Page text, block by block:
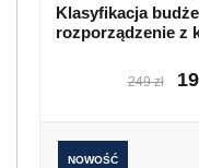
Klasyfikacja
rozporządzenie z
249 zł
NOWOŚĆ